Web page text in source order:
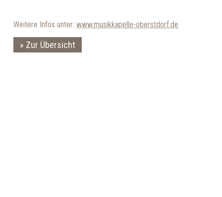
Weitere Infos unter: www.musikkapelle-oberstdorf.de
Zur Übersicht